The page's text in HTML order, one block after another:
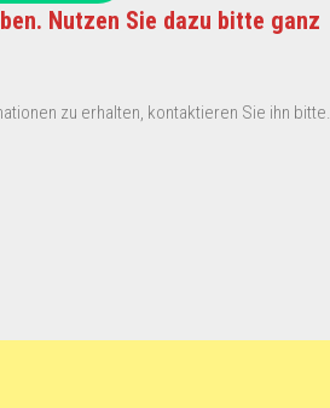
Nutzen Sie dazu bitte ganz
zu erhalten, kontaktieren Sie ihn bitte.